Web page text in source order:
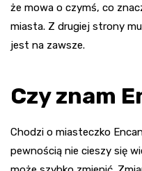
że mowa o czymś, co
miasta. Z drugiej strony
jest na zawsze.
Czy znam
Chodzi o miasteczko
pewnością nie cieszy się